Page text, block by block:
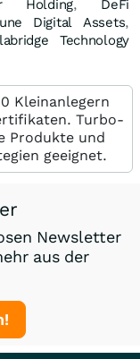
Holding, DeFi
Digital Assets,
Technology
Kleinanlegern
Turbo-
Produkte und
geeignet.
Newsletter
aus der